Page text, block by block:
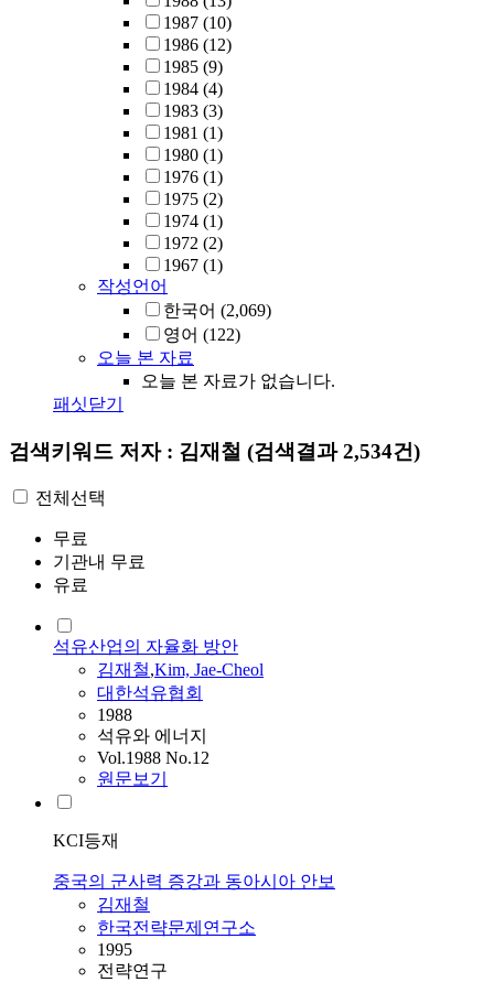
1987 (10)
1986 (12)
1985 (9)
1984 (4)
1983 (3)
1981 (1)
1980 (1)
1976 (1)
1975 (2)
1974 (1)
1972 (2)
1967 (1)
작성언어
한국어 (2,069)
영어 (122)
오늘 본 자료
오늘 본 자료가 없습니다.
패싯닫기
검색키워드 저자 : 김재철 (검색결과 2,534건)
전체선택
무료
기관내 무료
유료
석유산업의 자율화 방안
김재철,Kim, Jae-Cheol
대한석유협회
1988
석유와 에너지
Vol.1988 No.12
원문보기
KCI등재
중국의 군사력 증강과 동아시아 안보
김재철
한국전략문제연구소
1995
전략연구